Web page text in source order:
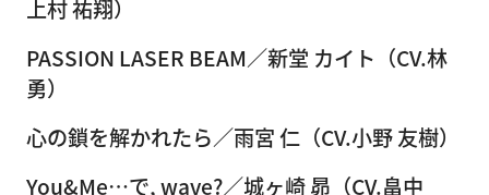
上村 祐翔）
PASSION LASER BEAM／新堂 カイト（CV.林
勇）
心の鎖を解かれたら／雨宮 仁（CV.小野 友樹）
You&Me…で, wave?／城ヶ崎 昴（CV.畠中